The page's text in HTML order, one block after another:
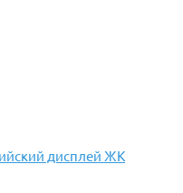
дисплей ЖК